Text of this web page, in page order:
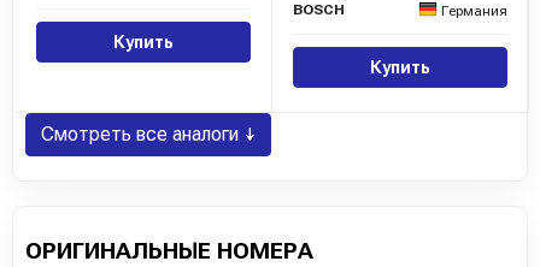
Купить
BOSCH
Германия
Купить
Смотреть все аналоги ↓
ОРИГИНАЛЬНЫЕ НОМЕРА